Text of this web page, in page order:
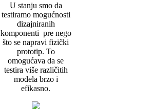
U stanju smo da
testiramo mogućnosti
dizajniranih
komponenti pre nego
što se napravi fizički
prototip. To
omogućava da se
testira više različitih
modela brzo i
efikasno.